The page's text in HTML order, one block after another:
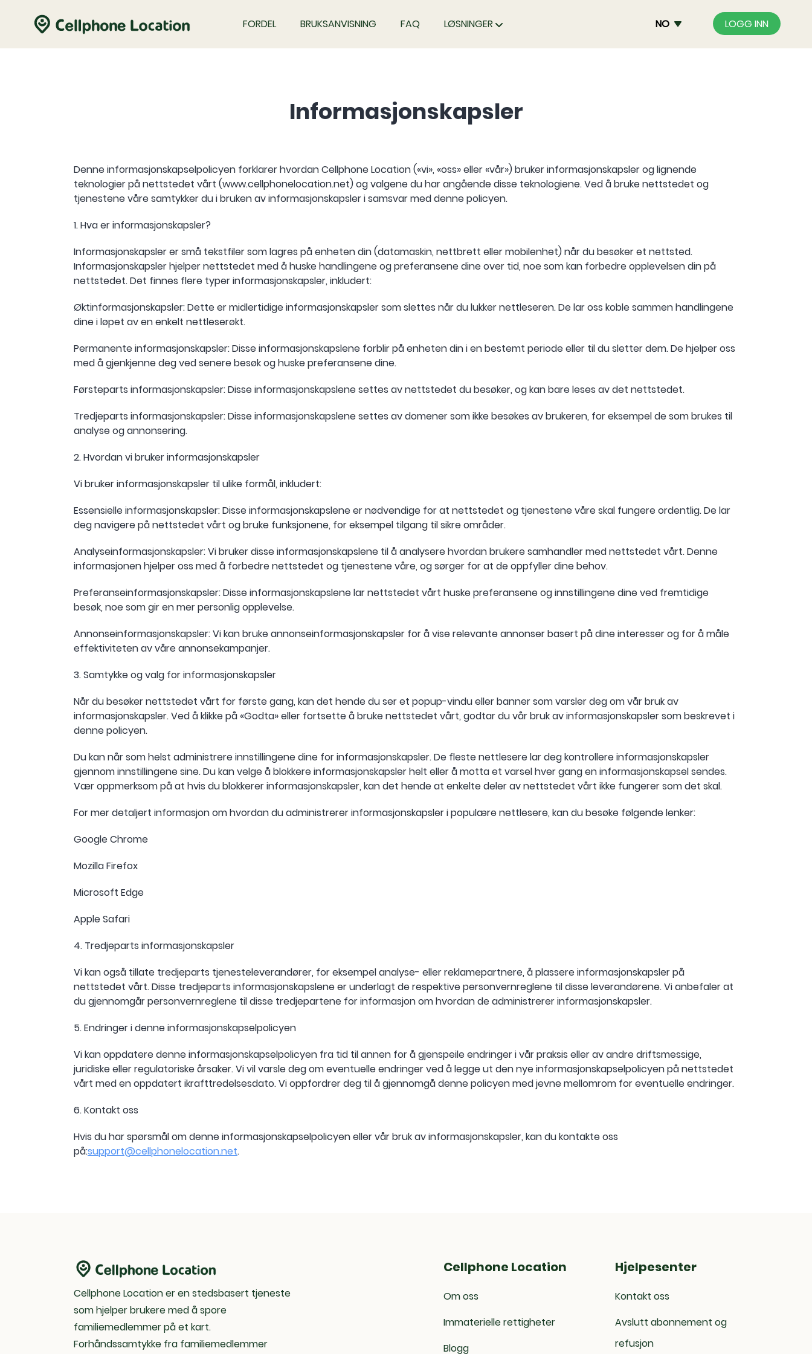
NO LOGG INN
FORDEL BRUKSANVISNING FAQ LØSNINGER
Informasjonskapsler
Denne informasjonskapselpolicyen forklarer hvordan Cellphone Location («vi», «oss» eller «vår») bruker informasjonskapsler og lignende
teknologier på nettstedet vårt (www.cellphonelocation.net) og valgene du har angående disse teknologiene. Ved å bruke nettstedet og
tjenestene våre samtykker du i bruken av informasjonskapsler i samsvar med denne policyen.
1. Hva er informasjonskapsler?
Informasjonskapsler er små tekstfiler som lagres på enheten din (datamaskin, nettbrett eller mobilenhet) når du besøker et nettsted.
Informasjonskapsler hjelper nettstedet med å huske handlingene og preferansene dine over tid, noe som kan forbedre opplevelsen din på
nettstedet. Det finnes flere typer informasjonskapsler, inkludert:
Øktinformasjonskapsler: Dette er midlertidige informasjonskapsler som slettes når du lukker nettleseren. De lar oss koble sammen handlingene
dine i løpet av en enkelt nettleserøkt.
Permanente informasjonskapsler: Disse informasjonskapslene forblir på enheten din i en bestemt periode eller til du sletter dem. De hjelper oss
med å gjenkjenne deg ved senere besøk og huske preferansene dine.
Førsteparts informasjonskapsler: Disse informasjonskapslene settes av nettstedet du besøker, og kan bare leses av det nettstedet.
Tredjeparts informasjonskapsler: Disse informasjonskapslene settes av domener som ikke besøkes av brukeren, for eksempel de som brukes til
analyse og annonsering.
2. Hvordan vi bruker informasjonskapsler
Vi bruker informasjonskapsler til ulike formål, inkludert:
Essensielle informasjonskapsler: Disse informasjonskapslene er nødvendige for at nettstedet og tjenestene våre skal fungere ordentlig. De lar
deg navigere på nettstedet vårt og bruke funksjonene, for eksempel tilgang til sikre områder.
Analyseinformasjonskapsler: Vi bruker disse informasjonskapslene til å analysere hvordan brukere samhandler med nettstedet vårt. Denne
informasjonen hjelper oss med å forbedre nettstedet og tjenestene våre, og sørger for at de oppfyller dine behov.
Preferanseinformasjonskapsler: Disse informasjonskapslene lar nettstedet vårt huske preferansene og innstillingene dine ved fremtidige
besøk, noe som gir en mer personlig opplevelse.
Annonseinformasjonskapsler: Vi kan bruke annonseinformasjonskapsler for å vise relevante annonser basert på dine interesser og for å måle
effektiviteten av våre annonsekampanjer.
3. Samtykke og valg for informasjonskapsler
Når du besøker nettstedet vårt for første gang, kan det hende du ser et popup-vindu eller banner som varsler deg om vår bruk av
informasjonskapsler. Ved å klikke på «Godta» eller fortsette å bruke nettstedet vårt, godtar du vår bruk av informasjonskapsler som beskrevet i
denne policyen.
Du kan når som helst administrere innstillingene dine for informasjonskapsler. De fleste nettlesere lar deg kontrollere informasjonskapsler
gjennom innstillingene sine. Du kan velge å blokkere informasjonskapsler helt eller å motta et varsel hver gang en informasjonskapsel sendes.
Vær oppmerksom på at hvis du blokkerer informasjonskapsler, kan det hende at enkelte deler av nettstedet vårt ikke fungerer som det skal.
For mer detaljert informasjon om hvordan du administrerer informasjonskapsler i populære nettlesere, kan du besøke følgende lenker:
Google Chrome
Mozilla Firefox
Microsoft Edge
Apple Safari
4. Tredjeparts informasjonskapsler
Vi kan også tillate tredjeparts tjenesteleverandører, for eksempel analyse- eller reklamepartnere, å plassere informasjonskapsler på
nettstedet vårt. Disse tredjeparts informasjonskapslene er underlagt de respektive personvernreglene til disse leverandørene. Vi anbefaler at
du gjennomgår personvernreglene til disse tredjepartene for informasjon om hvordan de administrerer informasjonskapsler.
5. Endringer i denne informasjonskapselpolicyen
Vi kan oppdatere denne informasjonskapselpolicyen fra tid til annen for å gjenspeile endringer i vår praksis eller av andre driftsmessige,
juridiske eller regulatoriske årsaker. Vi vil varsle deg om eventuelle endringer ved å legge ut den nye informasjonskapselpolicyen på nettstedet
vårt med en oppdatert ikrafttredelsesdato. Vi oppfordrer deg til å gjennomgå denne policyen med jevne mellomrom for eventuelle endringer.
6. Kontakt oss
Hvis du har spørsmål om denne informasjonskapselpolicyen eller vår bruk av informasjonskapsler, kan du kontakte oss
på:support@cellphonelocation.net.
Cellphone Location er en stedsbasert tjeneste
som hjelper brukere med å spore
familiemedlemmer på et kart.
Forhåndssamtykke fra familiemedlemmer
Cellphone Location
Om oss
Immaterielle rettigheter
Blogg
Hjelpesenter
Kontakt oss
Avslutt abonnement og
refusjon